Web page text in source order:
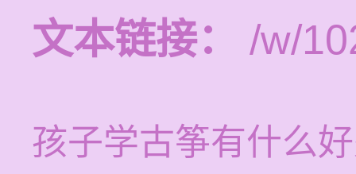
文本链接：
/w/
孩子学古筝有什么